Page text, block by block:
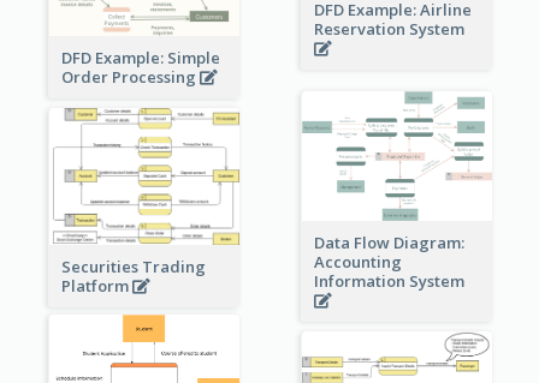
DFD Example: Airline
Reservation System
DFD Example: Simple
Order Processing
Data Flow Diagram:
Accounting
Information System
Securities Trading
Platform